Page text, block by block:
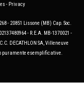
- Privacy
- 20851 Lissone (MB) Cap. Soc.
- R.E.A. MB-1370021 -
DECATHLON SA, Villeneuve
puramente esemplificative.